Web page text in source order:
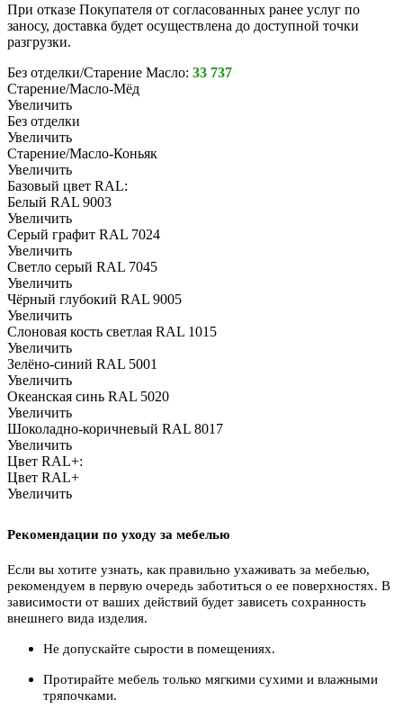
При отказе Покупателя от согласованных ранее услуг по
заносу, доставка будет осуществлена до доступной точки
разгрузки.
Без отделки/Старение Масло: 33 737
Старение/Масло-Мёд
Увеличить
Без отделки
Увеличить
Старение/Масло-Коньяк
Увеличить
Базовый цвет RAL:
Белый RAL 9003
Увеличить
Серый графит RAL 7024
Увеличить
Светло серый RAL 7045
Увеличить
Чёрный глубокий RAL 9005
Увеличить
Слоновая кость светлая RAL 1015
Увеличить
Зелёно-синий RAL 5001
Увеличить
Океанская синь RAL 5020
Увеличить
Шоколадно-коричневый RAL 8017
Увеличить
Цвет RAL+:
Цвет RAL+
Увеличить
Рекомендации по уходу за мебелью
Если вы хотите узнать, как правильно ухаживать за мебелью,
рекомендуем в первую очередь заботиться о ее поверхностях. В
зависимости от ваших действий будет зависеть сохранность
внешнего вида изделия.
Не допускайте сырости в помещениях.
Протирайте мебель только мягкими сухими и влажными
тряпочками.